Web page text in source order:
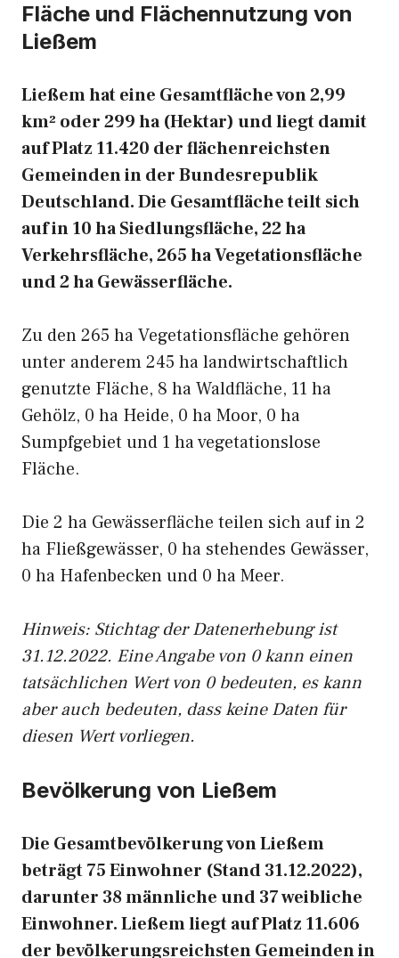
Fläche und Flächennutzung von
Ließem
Ließem hat eine Gesamtfläche von 2,99
km² oder 299 ha (Hektar) und liegt damit
auf Platz 11.420 der flächenreichsten
Gemeinden in der Bundesrepublik
Deutschland. Die Gesamtfläche teilt sich
auf in 10 ha Siedlungsfläche, 22 ha
Verkehrsfläche, 265 ha Vegetationsfläche
und 2 ha Gewässerfläche.
Zu den 265 ha Vegetationsfläche gehören
unter anderem 245 ha landwirtschaftlich
genutzte Fläche, 8 ha Waldfläche, 11 ha
Gehölz, 0 ha Heide, 0 ha Moor, 0 ha
Sumpfgebiet und 1 ha vegetationslose
Fläche.
Die 2 ha Gewässerfläche teilen sich auf in 2
ha Fließgewässer, 0 ha stehendes Gewässer,
0 ha Hafenbecken und 0 ha Meer.
Hinweis: Stichtag der Datenerhebung ist
31.12.2022. Eine Angabe von 0 kann einen
tatsächlichen Wert von 0 bedeuten, es kann
aber auch bedeuten, dass keine Daten für
diesen Wert vorliegen.
Bevölkerung von Ließem
Die Gesamtbevölkerung von Ließem
beträgt 75 Einwohner (Stand 31.12.2022),
darunter 38 männliche und 37 weibliche
Einwohner. Ließem liegt auf Platz 11.606
der bevölkerungsreichsten Gemeinden in